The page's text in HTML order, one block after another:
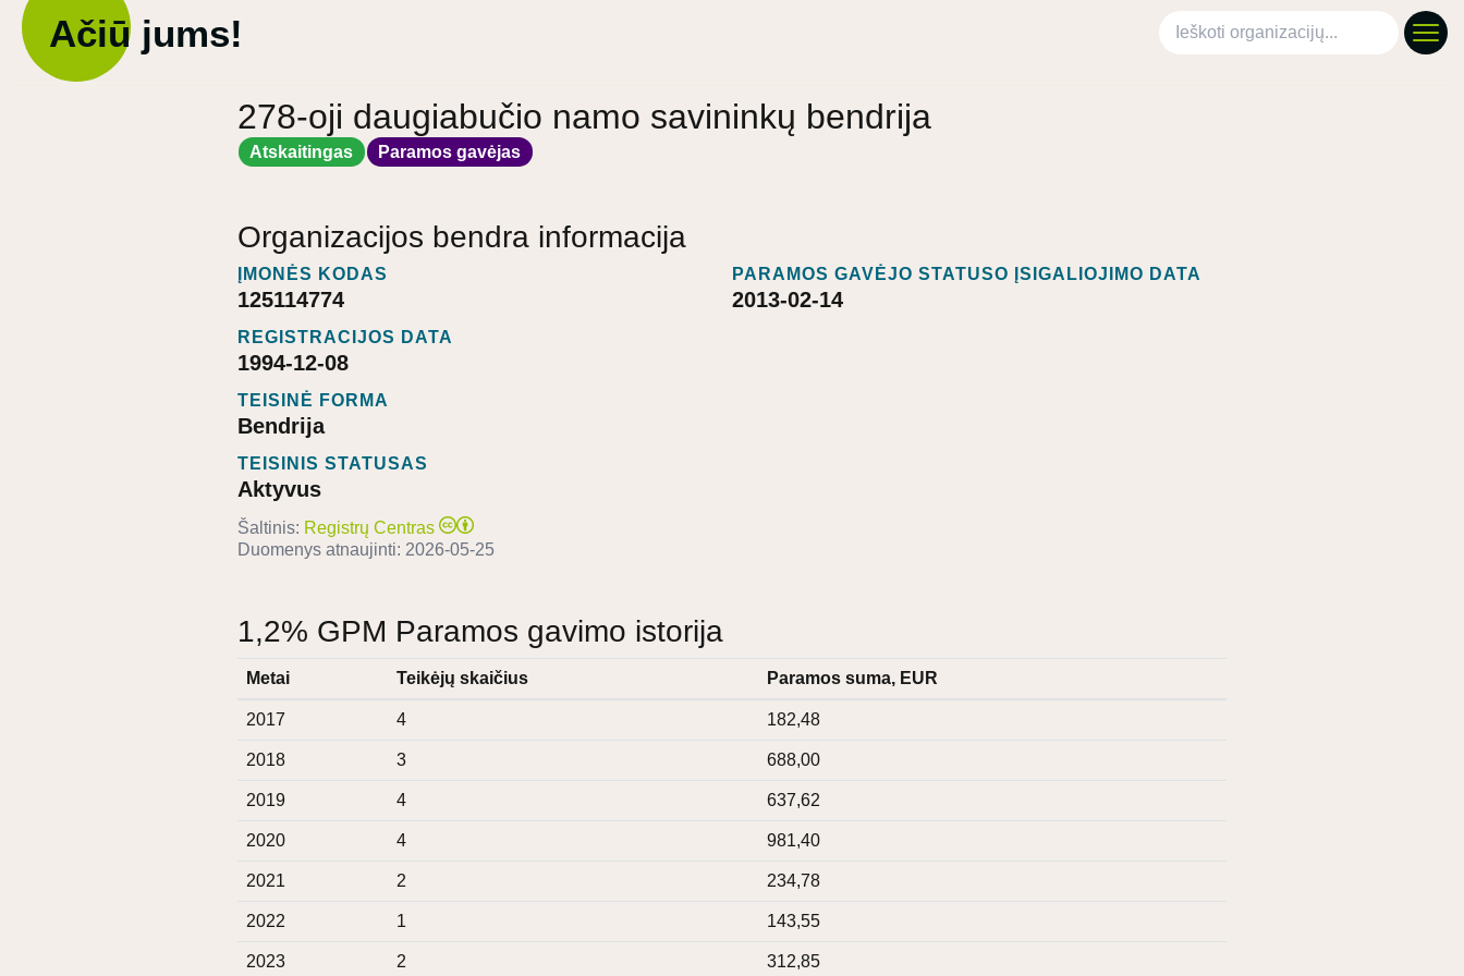
Ačiū jums! Ieškoti organizacijų
278-oji daugiabučio namo savininkų bendrija
Atskaitingas Paramos gavėjas
Organizacijos bendra informacija
ĮMONĖS KODAS
125114774
REGISTRACIJOS DATA
1994-12-08
TEISINĖ FORMA
Bendrija
TEISINIS STATUSAS
Aktyvus
PARAMOS GAVĖJO STATUSO ĮSIGALIOJIMO DATA
2013-02-14
Šaltinis: Registrų Centras
Duomenys atnaujinti: 2026-05-25
1,2% GPM Paramos gavimo istorija
Metai Teikėjų skaičius Paramos suma, EUR
2017 4 182,48
2018 3 688,00
2019 4 637,62
2020 4 981,40
2021 2 234,78
2022 1 143,55
2023 2 312,85